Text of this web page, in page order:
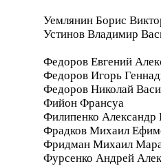
Уемлянин Борис
Устинов Владимир
Федоров Евгений
Федоров Игорь
Федоров Николай
Фийон Франсуа
Филипенко Александр
Фрадков Михаил
Фридман Михаил
Фурсенко Андрей